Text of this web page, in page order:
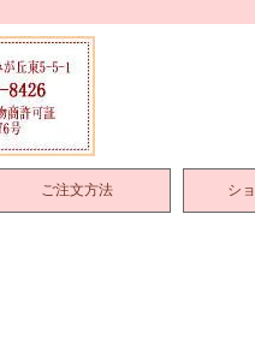
ご注文方法 シ